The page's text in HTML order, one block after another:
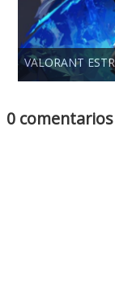
VALORANT
0